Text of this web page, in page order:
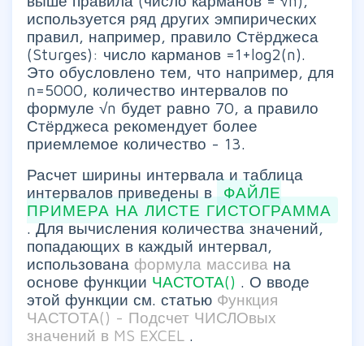
используется ряд других эмпирических
правил, например, правило Стёрджеса
(Sturges): число карманов =1+log2(n).
Это обусловлено тем, что например, для
n=5000, количество интервалов по
формуле √n будет равно 70, а правило
Стёрджеса рекомендует более
приемлемое количество - 13.
Расчет ширины интервала и таблица
интервалов приведены в
ФАЙЛЕ
ПРИМЕРА НА ЛИСТЕ ГИСТОГРАММА
. Для вычисления количества значений,
попадающих в каждый интервал,
использована формула массива на
основе функции ЧАСТОТА() . О вводе
этой функции см. статью Функция
ЧАСТОТА() - Подсчет ЧИСЛОвых
значений в MS EXCEL .